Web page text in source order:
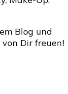
Blog und
Dir freuen!